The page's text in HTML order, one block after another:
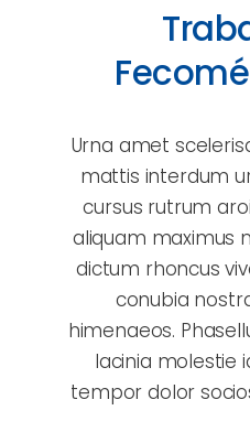
Urna amet
mattis interdum
cursus rutrum
aliquam maximus
dictum rhoncus
conubia
himenaeos.
lacinia molestie
tempor dolor